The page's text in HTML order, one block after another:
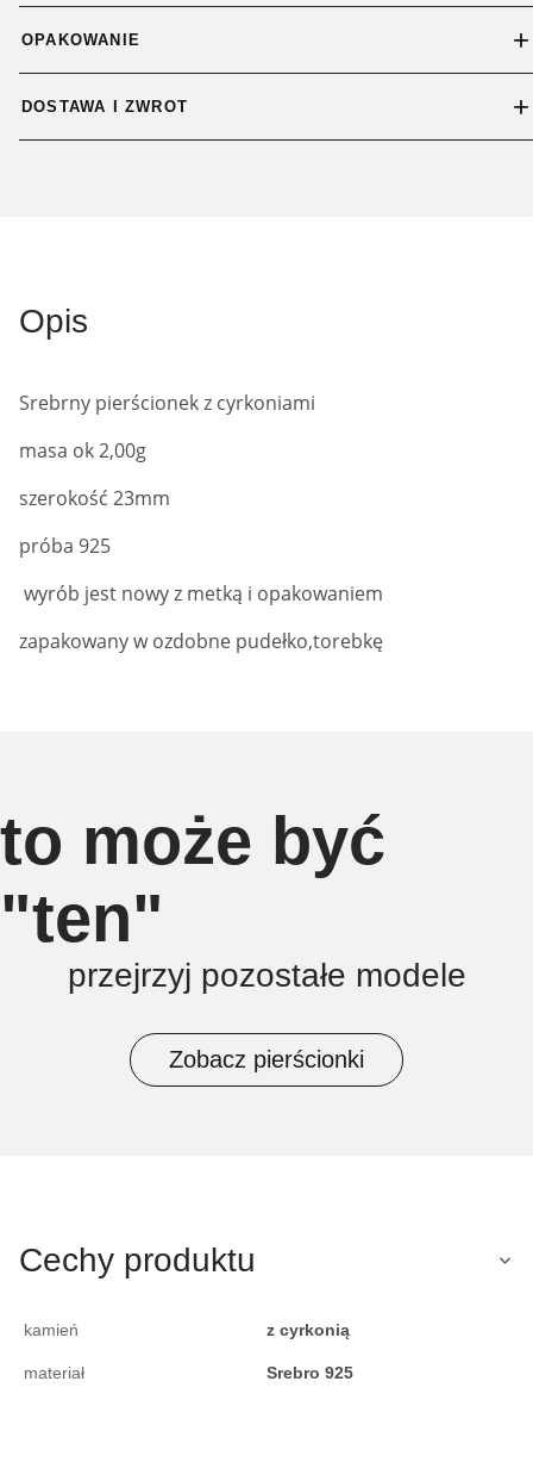
OPAKOWANIE
DOSTAWA I ZWROT
Opis
Srebrny pierścionek z cyrkoniami
masa ok 2,00g
szerokość 23mm
próba 925
wyrób jest nowy z metką i opakowaniem
zapakowany w ozdobne pudełko,torebkę
to może być
"ten"
przejrzyj pozostałe modele
Zobacz pierścionki
Cechy produktu
kamień z cyrkonią
materiał Srebro 925